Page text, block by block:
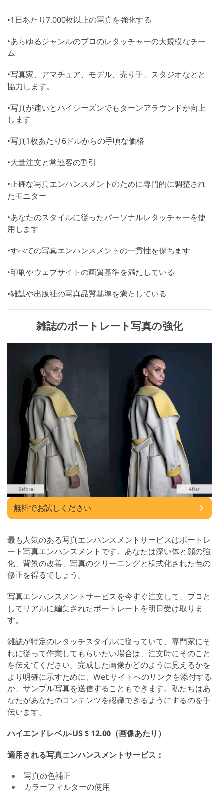
•1日あたり7,000枚以上の写真を強化する
•あらゆるジャンルのプロのレタッチャーの大規模なチー
ム
•写真家、アマチュア、モデル、売り手、スタジオなどと
協力します。
•写真が速いとハイシーズンでもターンアラウンドが向上
します
•写真1枚あたり6ドルからの手頃な価格
•大量注文と常連客の割引
•正確な写真エンハンスメントのために専門的に調整され
たモニター
•あなたのスタイルに従ったパーソナルレタッチャーを使
用します
•すべての写真エンハンスメントの一貫性を保ちます
•印刷やウェブサイトの画質基準を満たしている
•雑誌や出版社の写真品質基準を満たしている
雑誌のポートレート写真の強化
無料でお試しください
最も人気のある写真エンハンスメントサービスはポートレ
ート写真エンハンスメントです。あなたは深い体と顔の強
化、背景の改善、写真のクリーニングと様式化された色の
修正を得るでしょう。
写真エンハンスメントサービスを今すぐ注文して、プロと
してリアルに編集されたポートレートを明日受け取りま
す。
雑誌が特定のレタッチスタイルに従っていて、専門家にそ
れに従って作業してもらいたい場合は、注文時にそのこと
を伝えてください。完成した画像がどのように見えるかを
より明確に示すために、Webサイトへのリンクを添付する
か、サンプル写真を送信することもできます。私たちはあ
なたがあなたのコンテンツを認識できるようにするのを手
伝います。
ハイエンドレベル-US $ 12.00（画像あたり）
適用される写真エンハンスメントサービス：
写真の色補正
カラーフィルターの使用